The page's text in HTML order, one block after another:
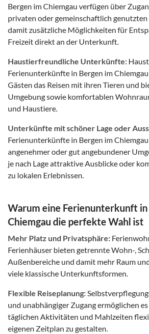
Bergen im Chiemgau verfügen über
privaten oder gemeinschaftlich
damit zusätzliche Möglichkeiten für
Freizeit direkt an der Unterkunft.
Haustierfreundliche Unterkünfte:
Ferienunterkünfte in Bergen im
Gästen das Reisen mit ihren Tieren und
Umgebung sowie komfortablen
und Haustiere.
Unterkünfte mit schöner Lage oder
Ferienunterkünfte in Bergen im
angenehmer oder gut angebundener
je nach Lage attraktive Ausblicke oder
zu lokalen Erlebnissen.
Warum eine Ferienunterkunft in
Chiemgau die perfekte Wahl ist
Mehr Platz und Privatsphäre:
Ferienhäuser bieten getrennte Wohn-,
Außenbereiche und damit mehr Raum
viele klassische Unterkunftsformen.
Flexible Reiseplanung:
und unabhängiger Zugang ermöglichen
täglichen Aktivitäten und Mahlzeiten
eigenen Zeitplan zu gestalten.